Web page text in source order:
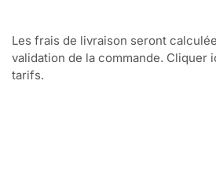
Les frais de livraison seront
validation de la commande. Cliquer
tarifs.